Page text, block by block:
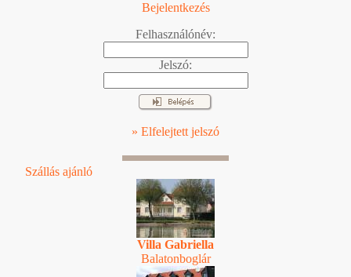
Bejelentkezés
Felhasználónév:
Jelszó:
» Elfelejtett jelszó
Szállás ajánló
Villa Gabriella
Balatonboglár